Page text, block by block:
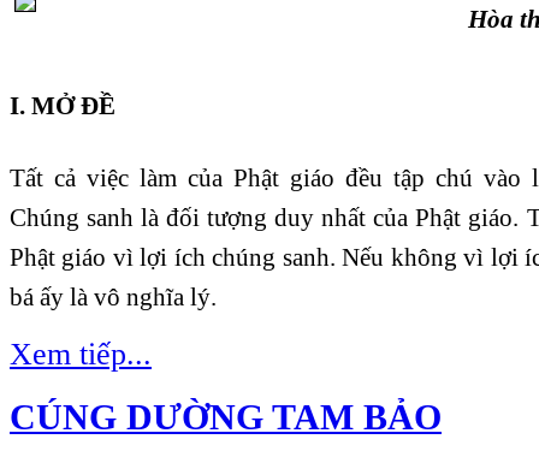
Hòa
I. MỞ ĐỀ
Tất cả việc làm của Phật giáo đều tập chú vào
Chúng sanh là đối tượng duy nhất của Phật giáo.
Phật giáo vì lợi ích chúng sanh. Nếu không vì lợi
bá ấy là vô nghĩa lý.
Xem tiếp...
CÚNG DƯỜNG TAM BẢO